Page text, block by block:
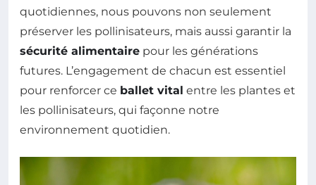
quotidiennes, nous pouvons non seulement
préserver les pollinisateurs, mais aussi garantir la
sécurité alimentaire pour les générations
futures. L’engagement de chacun est essentiel
pour renforcer ce ballet vital entre les plantes et
les pollinisateurs, qui façonne notre
environnement quotidien.